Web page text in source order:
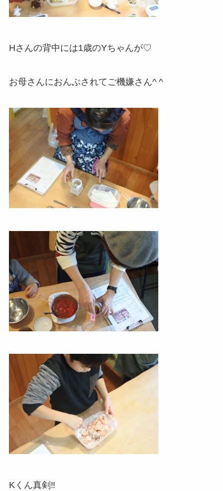
Hさんの背中には1歳のYちゃんが♡
お母さんにおんぶされてご機嫌さん^ ^
Kくん真剣‼︎